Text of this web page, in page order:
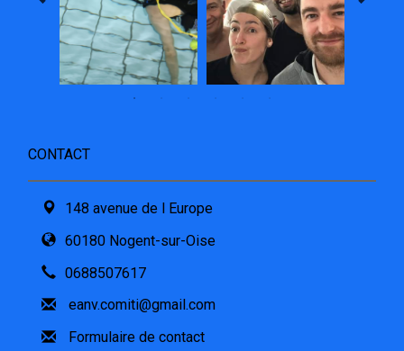
CONTACT
148 avenue de l Europe
60180 Nogent-sur-Oise
0688507617
eanv.comiti@gmail.com
Formulaire de contact